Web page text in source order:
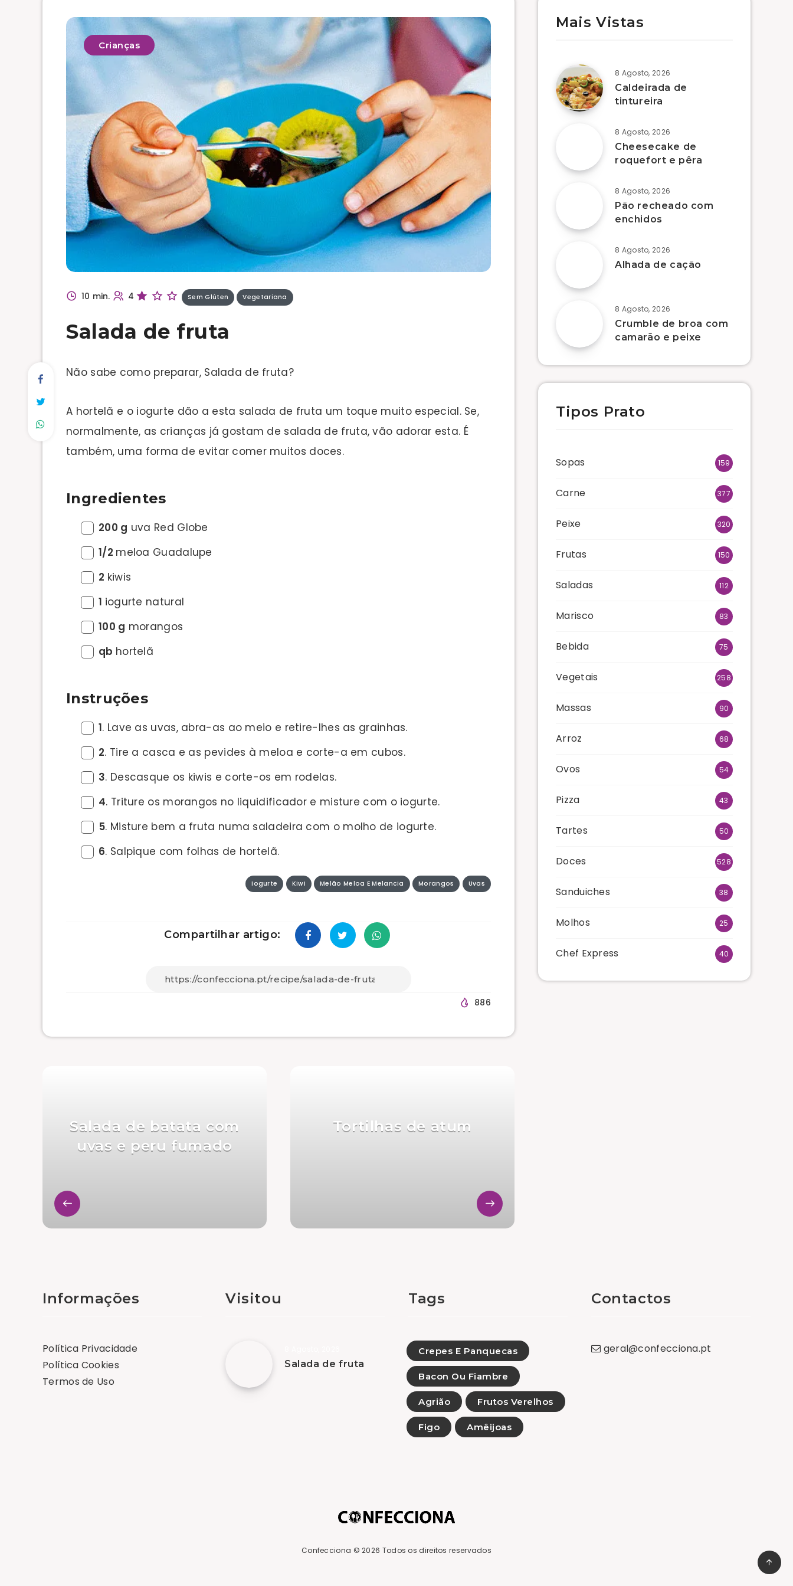
Crianças
10 min. 4 Sem Glúten Vegetariana
Salada de fruta
Não sabe como preparar, Salada de fruta?
A hortelã e o iogurte dão a esta salada de fruta um toque muito especial. Se,
normalmente, as crianças já gostam de salada de fruta, vão adorar esta. É
também, uma forma de evitar comer muitos doces.
Ingredientes
200 g uva Red Globe
1/2 meloa Guadalupe
2 kiwis
1 iogurte natural
100 g morangos
qb hortelã
Instruções
1. Lave as uvas, abra-as ao meio e retire-lhes as grainhas.
2. Tire a casca e as pevides à meloa e corte-a em cubos.
3. Descasque os kiwis e corte-os em rodelas.
4. Triture os morangos no liquidificador e misture com o iogurte.
5. Misture bem a fruta numa saladeira com o molho de iogurte.
6. Salpique com folhas de hortelã.
Iogurte Kiwi Melão Meloa E Melancia Morangos Uvas
Compartilhar artigo:
886
Tortilhas de atum
Salada de batata com
uvas e peru fumado
Mais Vistas
8 Agosto, 2026
Caldeirada de
tintureira
8 Agosto, 2026
Cheesecake de
roquefort e pêra
8 Agosto, 2026
Pão recheado com
enchidos
8 Agosto, 2026
Alhada de cação
8 Agosto, 2026
Crumble de broa com
camarão e peixe
Tipos Prato
Sopas 159
Carne 377
Peixe 320
Frutas 150
Saladas 112
Marisco 83
Bebida 75
Vegetais 258
Massas 90
Arroz 68
Ovos 54
Pizza 43
Tartes 50
Doces 528
Sanduiches 38
Molhos 25
Chef Express 40
Informações
Política Privacidade
Política Cookies
Termos de Uso
Visitou
Salada de fruta
Tags
Crepes E Panquecas
Bacon Ou Fiambre
Agrião Frutos Verelhos
Figo Amêijoas
Contactos
geral@confecciona.pt
Confecciona © 2026 Todos os direitos reservados